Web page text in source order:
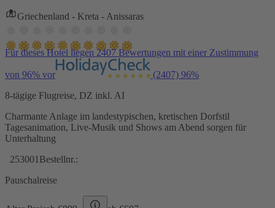
Griechenland - Kreta - Anissaras
Für dieses Hotel liegen 2407 Bewertungen mit einer Zustimmung
von 96% vor (2407) 96%
8-tägige Flugreise, DZ inkl. AI
Charmante Anlage im landestypischen, kretischen Dorfstil
Tagesanimation, Live-Musik und Shows am Abend sorgen für
Unterhaltung
253001 Bestellnr.:
Pauschalreise